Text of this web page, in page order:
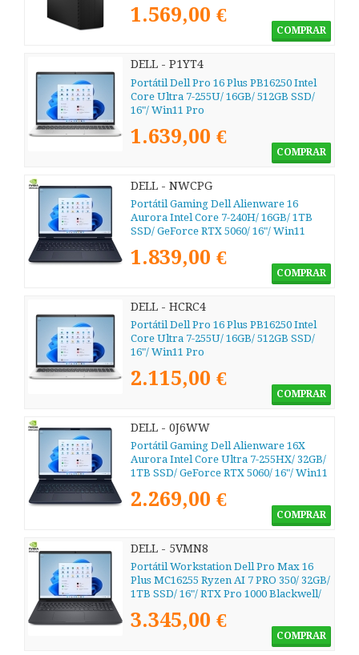
1.569,00 €
COMPRAR
DELL - P1YT4
Portátil Dell Pro 16 Plus PB16250 Intel
Core Ultra 7-255U/ 16GB/ 512GB SSD/
16"/ Win11 Pro
1.639,00 €
COMPRAR
DELL - NWCPG
Portátil Gaming Dell Alienware 16
Aurora Intel Core 7-240H/ 16GB/ 1TB
SSD/ GeForce RTX 5060/ 16"/ Win11
1.839,00 €
COMPRAR
DELL - HCRC4
Portátil Dell Pro 16 Plus PB16250 Intel
Core Ultra 7-255U/ 16GB/ 512GB SSD/
16"/ Win11 Pro
2.115,00 €
COMPRAR
DELL - 0J6WW
Portátil Gaming Dell Alienware 16X
Aurora Intel Core Ultra 7-255HX/ 32GB/
1TB SSD/ GeForce RTX 5060/ 16"/ Win11
2.269,00 €
COMPRAR
DELL - 5VMN8
Portátil Workstation Dell Pro Max 16
Plus MC16255 Ryzen AI 7 PRO 350/ 32GB/
1TB SSD/ 16"/ RTX Pro 1000 Blackwell/
3.345,00 €
COMPRAR